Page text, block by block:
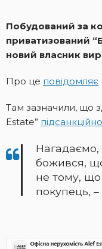
Побудований за
приватизований
новий власник
Про це повідомляє
Там зазначили, що
Estate”
Нагадаємо,
божився,
не тому,
покупець,